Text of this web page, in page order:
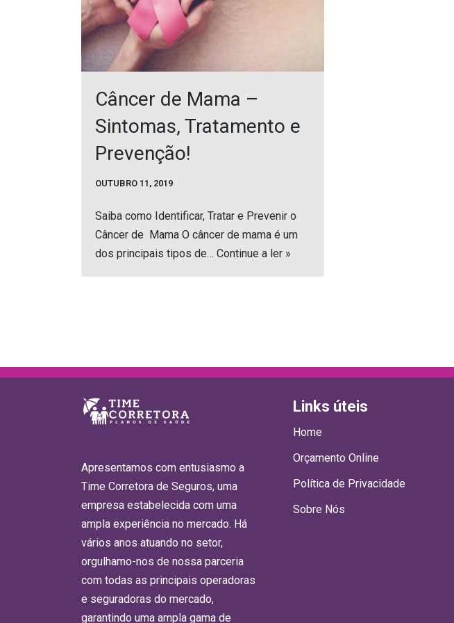
Câncer de Mama –
Sintomas, Tratamento e
Prevenção!
OUTUBRO 11, 2019
Saiba como Identificar, Tratar e Prevenir o
Câncer de Mama O câncer de mama é um
dos principais tipos de… Continue a ler »
Apresentamos com entusiasmo a
Time Corretora de Seguros, uma
empresa estabelecida com uma
ampla experiência no mercado. Há
vários anos atuando no setor,
orgulhamo-nos de nossa parceria
com todas as principais operadoras
e seguradoras do mercado,
garantindo uma ampla gama de
Links úteis
Home
Orçamento Online
Política de Privacidade
Sobre Nós